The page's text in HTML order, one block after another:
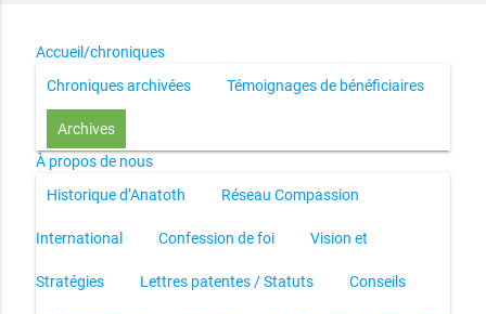
Accueil/chroniques
Chroniques archivées
Témoignages de bénéficiaires
Archives
À propos de nous
Historique d’Anatoth
Réseau Compassion
International Confession de foi Vision et
Stratégies Lettres patentes / Statuts Conseils